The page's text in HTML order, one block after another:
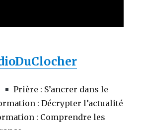
Prière : S’ancrer dans le
: Décrypter l’actualité
: Comprendre les